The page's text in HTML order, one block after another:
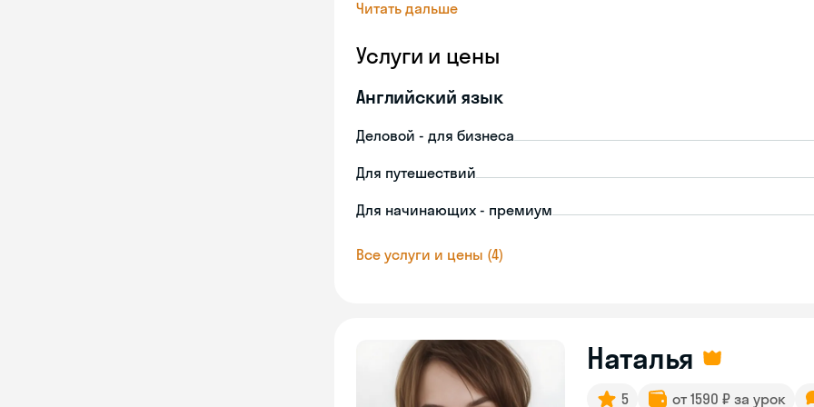
Читать дальше
Услуги и цены
Английский язык
Деловой - для бизнеса
Для путешествий
Для начинающих - премиум
Все услуги и цены (4)
Наталья
5 от 1590 ₽ за урок